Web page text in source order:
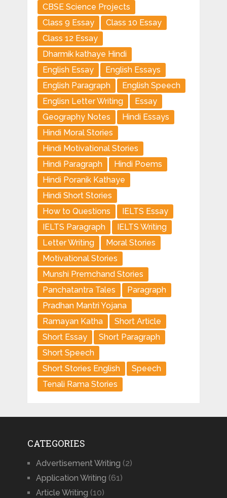
CBSE Science Projects
Class 9 Essay
Class 10 Essay
Class 12 Essay
Dharmik kathaye Hindi
English Essay
English Essays
English Paragraph
English Speech
Englisn Letter Writing
Essay
Geography Notes
Hindi Essays
Hindi Moral Stories
Hindi Motivational Stories
Hindi Paragraph
Hindi Poems
Hindi Poranik Kathaye
Hindi Short Stories
How to Questions
IELTS Essay
IELTS Paragraph
IELTS Writing
Letter Writing
Moral Stories
Motivational Stories
Munshi Premchand Stories
Panchatantra Tales
Paragraph
Pradhan Mantri Yojana
Ramayan Katha
Short Article
Short Essay
Short Paragraph
Short Speech
Short Stories English
Speech
Tenali Rama Stories
CATEGORIES
Advertisement Writing (2)
Application Writing (61)
Article Writing (10)